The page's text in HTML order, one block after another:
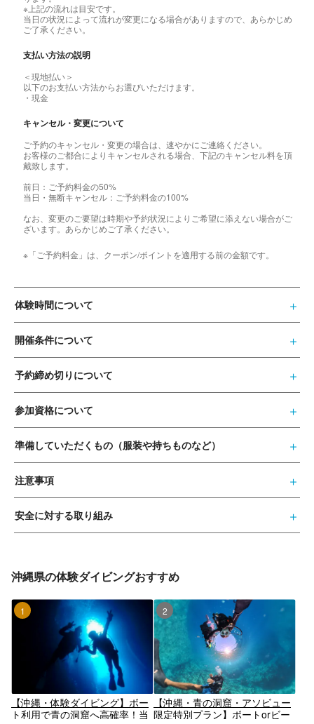
※上記の流れは目安です。
当日の状況によって流れが変更になる場合がありますので、あらかじめ
ご了承ください。
支払い方法の説明
＜現地払い＞
以下のお支払い方法からお選びいただけます。
・現金
キャンセル・変更について
ご予約のキャンセル・変更の場合は、速やかにご連絡ください。
お客様のご都合によりキャンセルされる場合、下記のキャンセル料を頂
戴致します。
前日：ご予約料金の50%
当日・無断キャンセル：ご予約料金の100%
なお、変更のご要望は時期や予約状況によりご希望に添えない場合がご
ざいます。あらかじめご了承ください。
※「ご予約料金」は、クーポン/ポイントを適用する前の金額です。
体験時間について
開催条件について
予約締め切りについて
参加資格について
準備していただくもの（服装や持ちものなど）
注意事項
安全に対する取り組み
沖縄県の体験ダイビングおすすめ
【沖縄・体験ダイビング】ボー
ト利用で青の洞窟へ高確率！当
【沖縄・青の洞窟・アソビュー
限定特別プラン】ボートorビー